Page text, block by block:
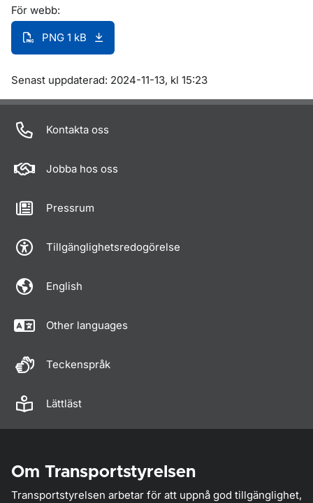
För webb:
PNG 1 kB
Om sidan
Senast uppdaterad: 2024-11-13, kl 15:23
Kontakta oss
Jobba hos oss
Pressrum
Tillgänglighetsredogörelse
English
Other languages
Teckenspråk
Lättläst
Om Transportstyrelsen
Transportstyrelsen arbetar för att uppnå god tillgänglighet,